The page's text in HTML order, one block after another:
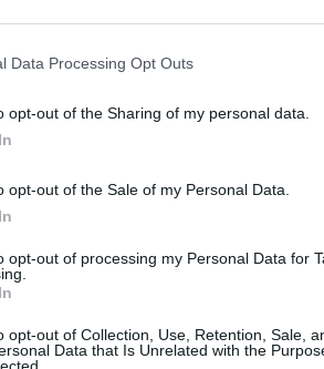
Data Processing Opt Outs
opt-out of the Sharing of my personal data.
opt-out of the Sale of my Personal Data.
opt-out of processing my Personal Data for
opt-out of Collection, Use, Retention, Sale,
Data that Is Unrelated with the
της ζωής
08:59